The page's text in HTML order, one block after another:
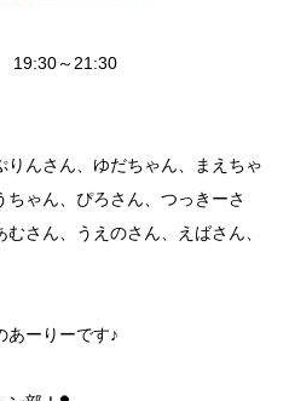
19:30～21:30
んさん、ゆだちゃん、まえちゃ
ゃん、ぴろさん、つっきーさ
さん、うえのさん、えばさん、
あーりーです♪